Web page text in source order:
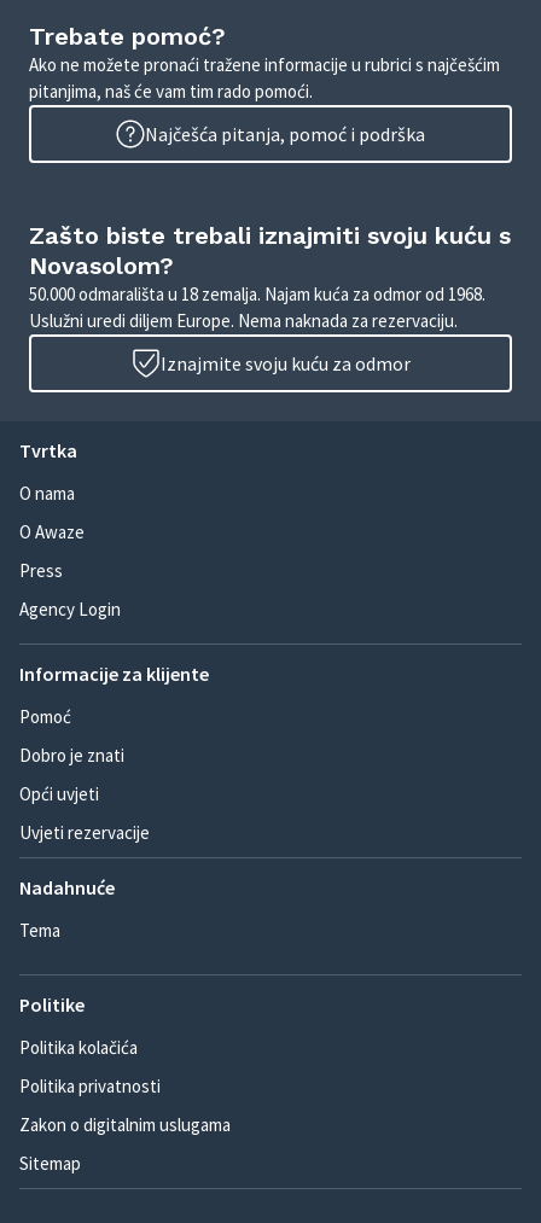
Trebate pomoć?
Ako ne možete pronaći tražene informacije u rubrici s najčešćim
pitanjima, naš će vam tim rado pomoći.
Najčešća pitanja, pomoć i podrška
Zašto biste trebali iznajmiti svoju kuću s
Novasolom?
50.000 odmarališta u 18 zemalja. Najam kuća za odmor od 1968.
Uslužni uredi diljem Europe. Nema naknada za rezervaciju.
Iznajmite svoju kuću za odmor
Tvrtka
O nama
O Awaze
Press
Agency Login
Informacije za klijente
Pomoć
Dobro je znati
Opći uvjeti
Uvjeti rezervacije
Nadahnuće
Tema
Politike
Politika kolačića
Politika privatnosti
Zakon o digitalnim uslugama
Sitemap